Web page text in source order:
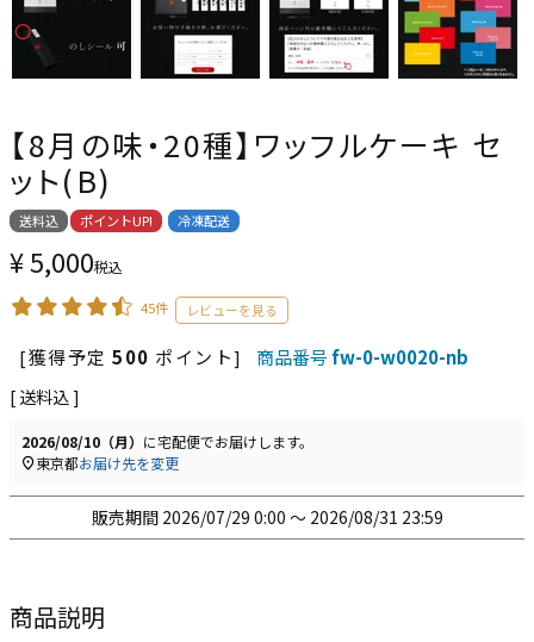
【8月の味・20種】ワッフルケーキ セ
ット(B)
送料込 ポイントUP! 冷凍配送
¥5,000税込
45件
[獲得予定 500 ポイント] 商品番号fw-0-w0020-nb
送料込
2026/08/10（月） に宅配便でお届けします。
東京都お届け先を変更
販売期間 2026/07/29 0:00 〜 2026/08/31 23:59
商品説明